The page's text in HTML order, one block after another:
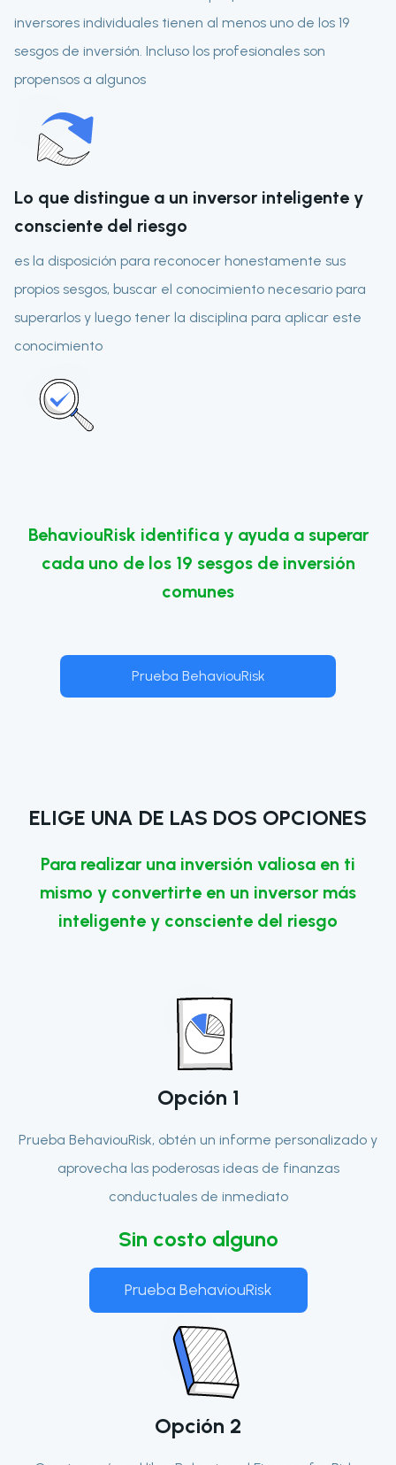
inversores individuales tienen al menos uno de los 19
sesgos de inversión. Incluso los profesionales son
propensos a algunos
Lo que distingue a un inversor inteligente y
consciente del riesgo
es la disposición para reconocer honestamente sus
propios sesgos, buscar el conocimiento necesario para
superarlos y luego tener la disciplina para aplicar este
conocimiento
BehaviouRisk identifica y ayuda a superar
cada uno de los 19 sesgos de inversión
comunes
Prueba BehaviouRisk
ELIGE UNA DE LAS DOS OPCIONES
Para realizar una inversión valiosa en ti
mismo y convertirte en un inversor más
inteligente y consciente del riesgo
Opción 1
Prueba BehaviouRisk, obtén un informe personalizado y
aprovecha las poderosas ideas de finanzas
conductuales de inmediato
Sin costo alguno
Prueba BehaviouRisk
Opción 2